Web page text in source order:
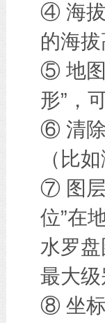
④ 海拔
的海
⑤ 地图
形”，
⑥ 清除
（比
⑦ 图层
位”在
水罗
最大
⑧ 坐标